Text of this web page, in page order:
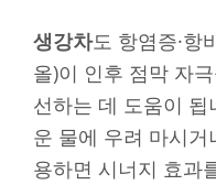
생강차도 항염증·항
올)이 인후 점막 자
선하는 데 도움이
운 물에 우려 마시
용하면 시너지 효과